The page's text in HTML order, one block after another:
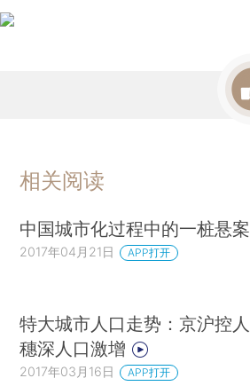
相关阅读
中国城市化过程中的一桩悬案
2017年04月21日 APP打开
特大城市人口走势：京沪控人
穗深人口激增
2017年03月16日 APP打开